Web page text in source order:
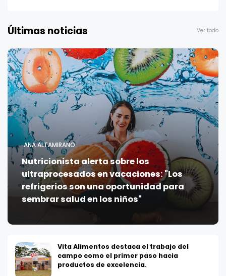
Últimas noticias Ver todo
ANA ALTAMIRANO
Nutricionista alerta sobre los
ultraprocesados en vacaciones: "Los
refrigerios son una oportunidad para
sembrar salud en los niños"
Vita Alimentos destaca el trabajo del
campo como el primer paso hacia
productos de excelencia.